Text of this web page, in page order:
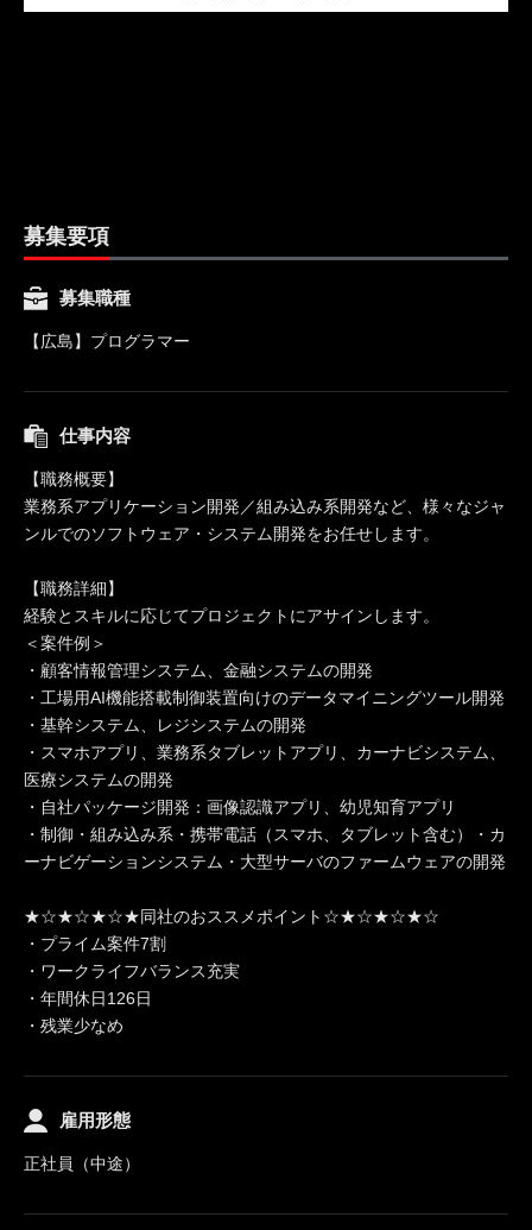
募集要項
募集職種
【広島】プログラマー
仕事内容
【職務概要】
業務系アプリケーション開発／組み込み系開発など、様々なジャ
ンルでのソフトウェア・システム開発をお任せします。
【職務詳細】
経験とスキルに応じてプロジェクトにアサインします。
＜案件例＞
・顧客情報管理システム、金融システムの開発
・工場用AI機能搭載制御装置向けのデータマイニングツール開発
・基幹システム、レジシステムの開発
・スマホアプリ、業務系タブレットアプリ、カーナビシステム、
医療システムの開発
・自社パッケージ開発：画像認識アプリ、幼児知育アプリ
・制御・組み込み系・携帯電話（スマホ、タブレット含む）・カ
ーナビゲーションシステム・大型サーバのファームウェアの開発
★☆★☆★☆★同社のおススメポイント☆★☆★☆★☆
・プライム案件7割
・ワークライフバランス充実
・年間休日126日
・残業少なめ
雇用形態
正社員（中途）